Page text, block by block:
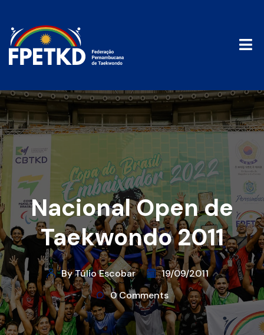
Nacional Open de
Taekwondo 2011
By Túlio Escobar
19/09/2011
0 Comments